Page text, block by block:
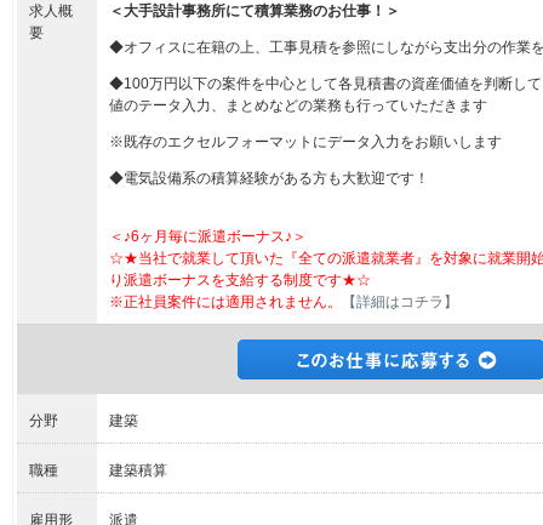
求人概
要
＜大手設計事務所にて積算業務のお仕事！＞
◆オフィスに在籍の上、工事見積を参照にしながら支出分の作業
◆100万円以下の案件を中心として各見積書の資産価値を判断し
値のテータ入力、まとめなどの業務も行っていただきます
※既存のエクセルフォーマットにデータ入力をお願いします
◆電気設備系の積算経験がある方も大歓迎です！
＜♪6ヶ月毎に派遣ボーナス♪＞
☆★当社で就業して頂いた『全ての派遣就業者』を対象に就業開
り派遣ボーナスを支給する制度です★☆
※正社員案件には適用されません。
【詳細はコチラ】
分野 建築
職種 建築積算
雇用形
派遣